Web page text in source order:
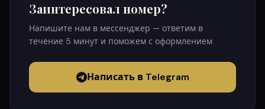
Заинтересовал номер?
Напишите нам в мессенджер — ответим в
течение 5 минут и поможем с оформлением.
Написать в Telegram